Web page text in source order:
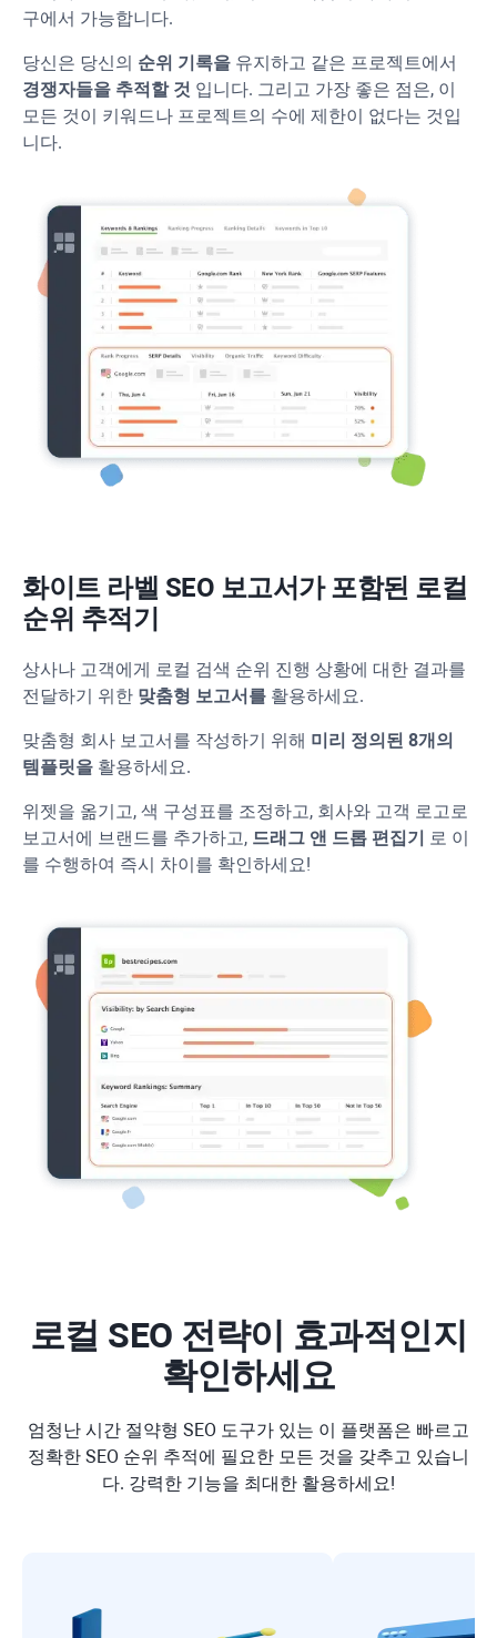
구에서 가능합니다.
당신은 당신의 순위 기록을 유지하고 같은 프로젝트에서
경쟁자들을 추적할 것 입니다. 그리고 가장 좋은 점은, 이
모든 것이 키워드나 프로젝트의 수에 제한이 없다는 것입
니다.
화이트 라벨 SEO 보고서가 포함된 로컬
순위 추적기
상사나 고객에게 로컬 검색 순위 진행 상황에 대한 결과를
전달하기 위한 맞춤형 보고서를 활용하세요.
맞춤형 회사 보고서를 작성하기 위해 미리 정의된 8개의
템플릿을 활용하세요.
위젯을 옮기고, 색 구성표를 조정하고, 회사와 고객 로고로
보고서에 브랜드를 추가하고, 드래그 앤 드롭 편집기 로 이
를 수행하여 즉시 차이를 확인하세요!
로컬 SEO 전략이 효과적인지
확인하세요
엄청난 시간 절약형 SEO 도구가 있는 이 플랫폼은 빠르고
정확한 SEO 순위 추적에 필요한 모든 것을 갖추고 있습니
다. 강력한 기능을 최대한 활용하세요!